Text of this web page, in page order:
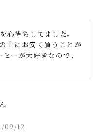
心待ちしてました。
上にお安く買うことが
ーが大好きなので、
09/12